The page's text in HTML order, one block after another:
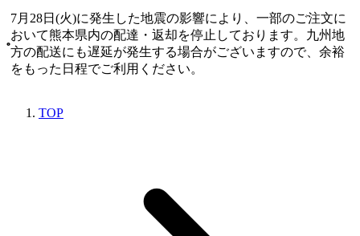
7月28日(火)に発生した地震の影響により、一部のご注文に
おいて熊本県内の配達・返却を停止しております。九州地
方の配送にも遅延が発生する場合がございますので、余裕
をもった日程でご利用ください。
TOP